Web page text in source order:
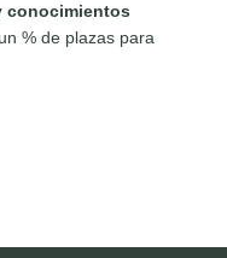
conocimientos
% de plazas para